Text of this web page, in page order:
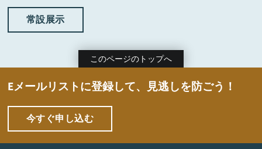
常設展示
このページのトップへ
Eメールリストに登録して、見逃しを防ごう！
今すぐ申し込む